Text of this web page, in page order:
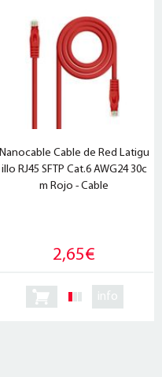
Nanocable Cable de Red Latigu
illo RJ45 SFTP Cat.6 AWG24 30c
m Rojo - Cable
2,65€
info